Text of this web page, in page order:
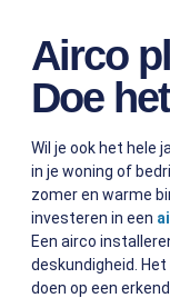
Airco
Doe
Wil je ook het hele
in je woning of
zomer en warme
investeren in een
Een airco
deskundigheid.
doen op een